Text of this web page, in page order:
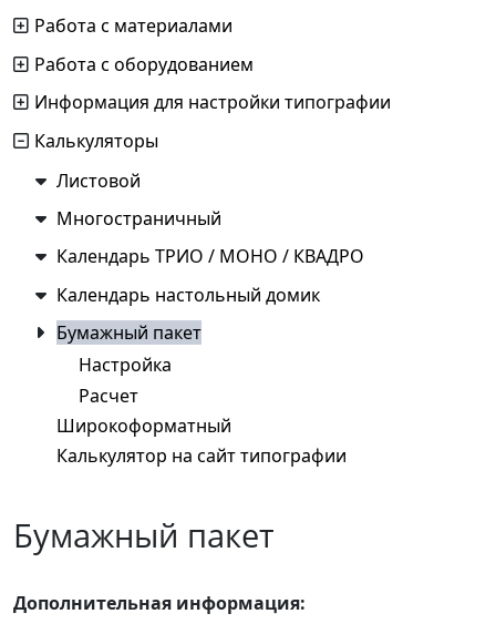
Работа с материалами
Работа с оборудованием
Информация для настройки типографии
Калькуляторы
Листовой
Многостраничный
Календарь ТРИО / МОНО / КВАДРО
Календарь настольный домик
Бумажный пакет
Настройка
Расчет
Широкоформатный
Калькулятор на сайт типографии
Бумажный пакет
Дополнительная информация: